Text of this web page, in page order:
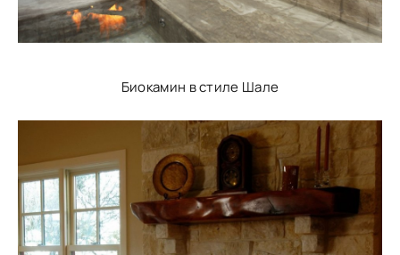
Биокамин в стиле Шале